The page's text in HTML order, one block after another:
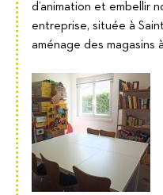
d’animation et embellir
entreprise, située à
aménage des magasins